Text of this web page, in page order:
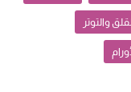
والتوتر